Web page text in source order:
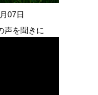
07日
声を聞きに